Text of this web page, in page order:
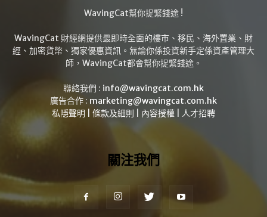
WavingCat幫你捉緊錢途 !
WavingCat 財經網提供最即時全面的樓市、移民、海外置業、財
經、加密貨幣、獨家優惠資訊。無論你係投資新手定係資產管理大
師，WavingCat都會幫你捉緊錢途。
聯絡我們 : info@wavingcat.com.hk
廣告合作 : marketing@wavingcat.com.hk
私隱聲明
條款及細則 內容授權 人才招聘
關注我們